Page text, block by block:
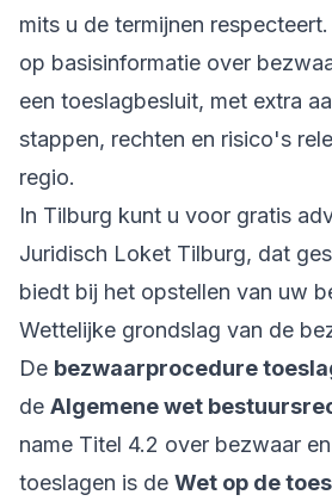
mits u de termijnen
op basisinformatie over
een toeslagbesluit, met extra
stappen, rechten en risico's
regio.
In Tilburg kunt u voor gratis
Juridisch Loket Tilburg, dat
biedt bij het opstellen van uw
Wettelijke grondslag van de
De bezwaarprocedure
de Algemene wet
name Titel 4.2 over bezwaar
toeslagen is de Wet op de